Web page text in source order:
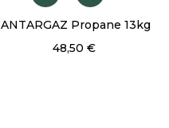
ANTARGAZ Propane 13kg
48,50 €